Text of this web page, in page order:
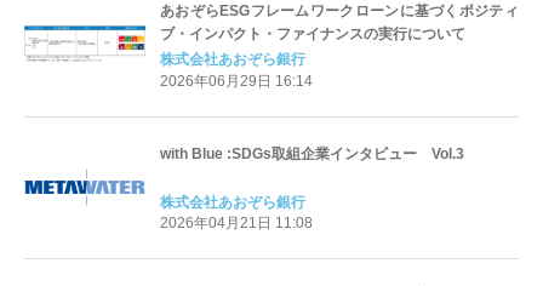
あおぞらESGフレームワークローンに基づくポジティ
ブ・インパクト・ファイナンスの実行について
株式会社あおぞら銀行
2026年06月29日 16:14
with Blue :SDGs取組企業インタビュー Vol.3
株式会社あおぞら銀行
2026年04月21日 11:08